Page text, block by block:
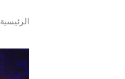
الرئيسية